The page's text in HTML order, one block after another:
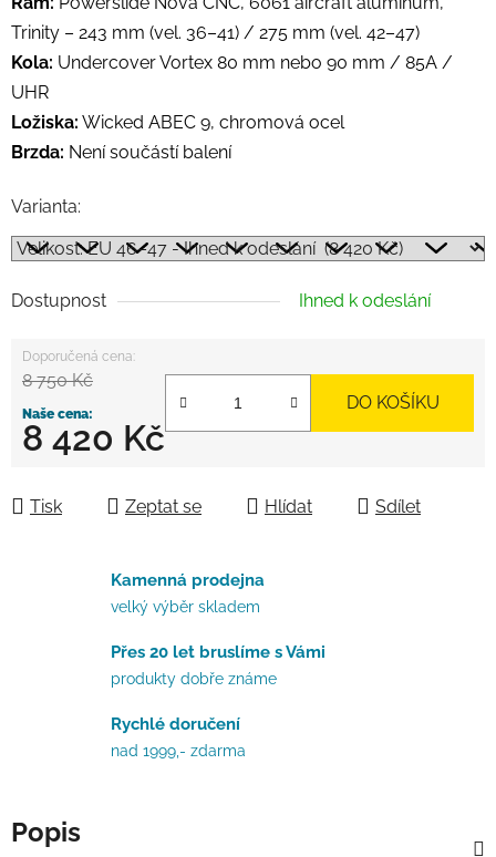
Trinity – 243 mm (vel. 36–41) / 275 mm (vel. 42–47)
Kola: Undercover Vortex 80 mm nebo 90 mm / 85A /
UHR
Ložiska: Wicked ABEC 9, chromová ocel
Brzda: Není součástí balení
Varianta:
Dostupnost Ihned k odeslání
8 750 Kč
8 420 Kč
DO KOŠÍKU
Tisk Zeptat se Hlídat Sdílet
Kamenná prodejna
velký výběr skladem
Přes 20 let bruslíme s Vámi
produkty dobře známe
Rychlé doručení
nad 1999,- zdarma
Popis